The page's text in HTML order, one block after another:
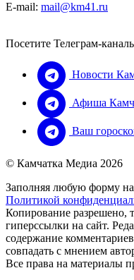
E-mail: mail@km41.ru
Посетите Телеграм-
Новости
Афиша
Ваш
© Камчатка Медиа 2026
Заполняя любую форму на
Политикой
Копирование разрешено,
гиперссылки на сайт.
содержание
совпадать с мнением
Все права на материалы